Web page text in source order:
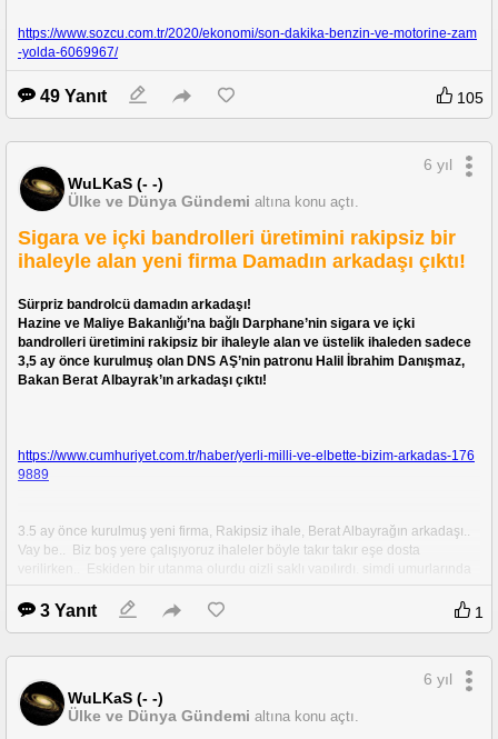
https://www.sozcu.com.tr/2020/ekonomi/son-dakika-benzin-ve-motorine-zam
-yolda-6069967/
49 Yanıt 105
WuLKaS (- -)
Ülke ve Dünya Gündemi altına konu açtı.
6 yıl
Sigara ve içki bandrolleri üretimini rakipsiz bir
ihaleyle alan yeni firma Damadın arkadaşı çıktı!
Sürpriz bandrolcü damadın arkadaşı!
Hazine ve Maliye Bakanlığı’na bağlı Darphane’nin sigara ve içki
bandrolleri üretimini rakipsiz bir ihaleyle alan ve üstelik ihaleden sadece
3,5 ay önce kurulmuş olan DNS AŞ’nin patronu Halil İbrahim Danışmaz,
Bakan Berat Albayrak’ın arkadaşı çıktı!
https://www.cumhuriyet.com.tr/haber/yerli-milli-ve-elbette-bizim-arkadas-176
9889
3.5 ay önce kurulmuş yeni firma, Rakipsiz ihale, Berat Albayrağın arkadaşı..
Vay be..  Biz boş yere çalışıyoruz ihaleler böyle takır takır eşe dosta
verilirken..  Eskiden bir utanma olurdu gizli saklı yapılırdı, şimdi umurlarında
bile değil. Bu kadarı 100 yıllık cumhuriyet tarihinde yaşanmamıştır
muhtemelen..
3 Yanıt 1
WuLKaS (- -)
Ülke ve Dünya Gündemi altına konu açtı.
6 yıl